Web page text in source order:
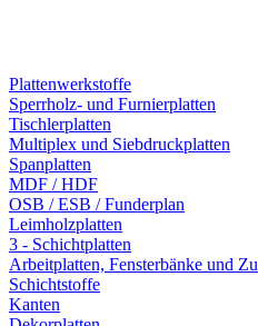
Plattenwerkstoffe
Sperrholz- und Furnierplatten
Tischlerplatten
Multiplex und Siebdruckplatten
Spanplatten
MDF / HDF
OSB / ESB / Funderplan
Leimholzplatten
3 - Schichtplatten
Arbeitplatten, Fensterbänke und
Schichtstoffe
Kanten